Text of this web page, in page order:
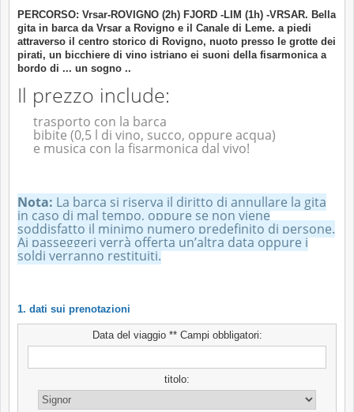
PERCORSO: Vrsar-ROVIGNO (2h) FJORD -LIM (1h) -VRSAR. Bella
gita in barca da Vrsar a Rovigno e il Canale di Leme. a piedi
attraverso il centro storico di Rovigno, nuoto presso le grotte dei
pirati, un bicchiere di vino istriano ei suoni della fisarmonica a
bordo di ... un sogno ..
Il prezzo include:
trasporto con la barca
bibite (0,5 l di vino, succo, oppure acqua)
e musica con la fisarmonica dal vivo!
Nota: La barca si riserva il diritto di annullare la gita
in caso di mal tempo, oppure se non viene
soddisfatto il minimo numero predefinito di persone.
Ai passeggeri verrà offerta un’altra data oppure i
soldi verranno restituiti.
1. dati sui prenotazioni
Data del viaggio ** Campi obbligatori:
titolo: